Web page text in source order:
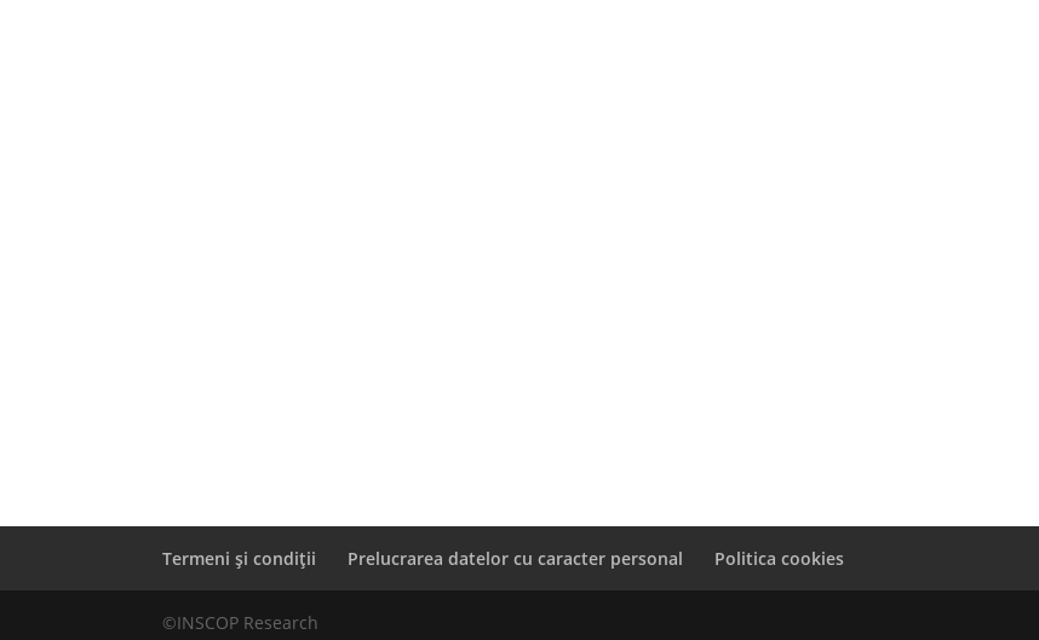
Termeni și condiții Prelucrarea datelor cu caracter personal Politica cookies
©INSCOP Research